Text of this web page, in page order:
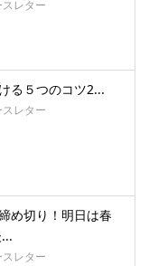
レター
る５つのコツ2...
レター
め切り！明日は春
レター